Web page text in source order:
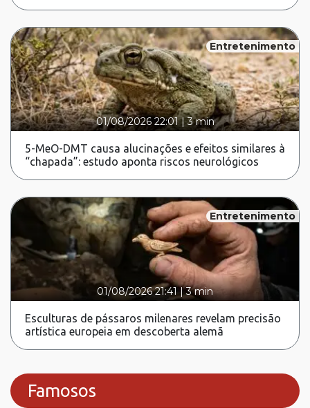
Entretenimento
01/08/2026 22:01|3 min
5-MeO-DMT causa alucinações e efeitos similares à
“chapada”: estudo aponta riscos neurológicos
Entretenimento
01/08/2026 21:41 |3 min
Esculturas de pássaros milenares revelam precisão
artística europeia em descoberta alemã
Famosos